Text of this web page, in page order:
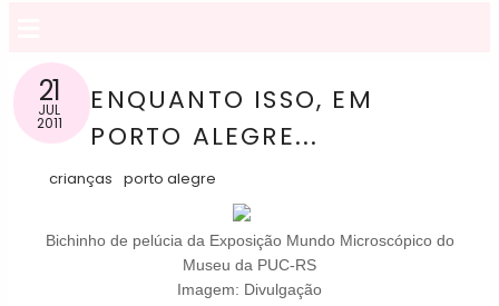
21
JUL
2011
ENQUANTO ISSO, EM
PORTO ALEGRE...
crianças porto alegre
Bichinho de pelúcia da Exposição Mundo Microscópico do
Museu da PUC-RS
Imagem: Divulgação